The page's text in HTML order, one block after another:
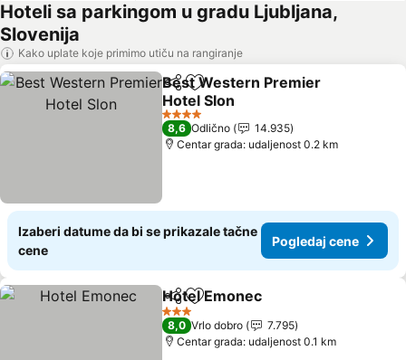
Hoteli sa parkingom u gradu Ljubljana,
Slovenija
Kako uplate koje primimo utiču na rangiranje
Deli Dodati u favorite
Best Western Premier
Hotel Slon
Pogledaj cene
4 Zvezdice
8,6 Odlično
14.935
Centar grada: udaljenost 0.2 km
Izaberi datume da bi se prikazale tačne
cene
Pogledaj cene
Deli Dodati u favorite
Hotel Emonec
3 Zvezdice
8,0 Vrlo dobro
7.795
Centar grada: udaljenost 0.1 km